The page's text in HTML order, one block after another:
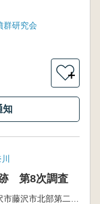
群研究会
＋
知
第8次調査